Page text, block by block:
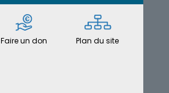
Faire un don Plan du site